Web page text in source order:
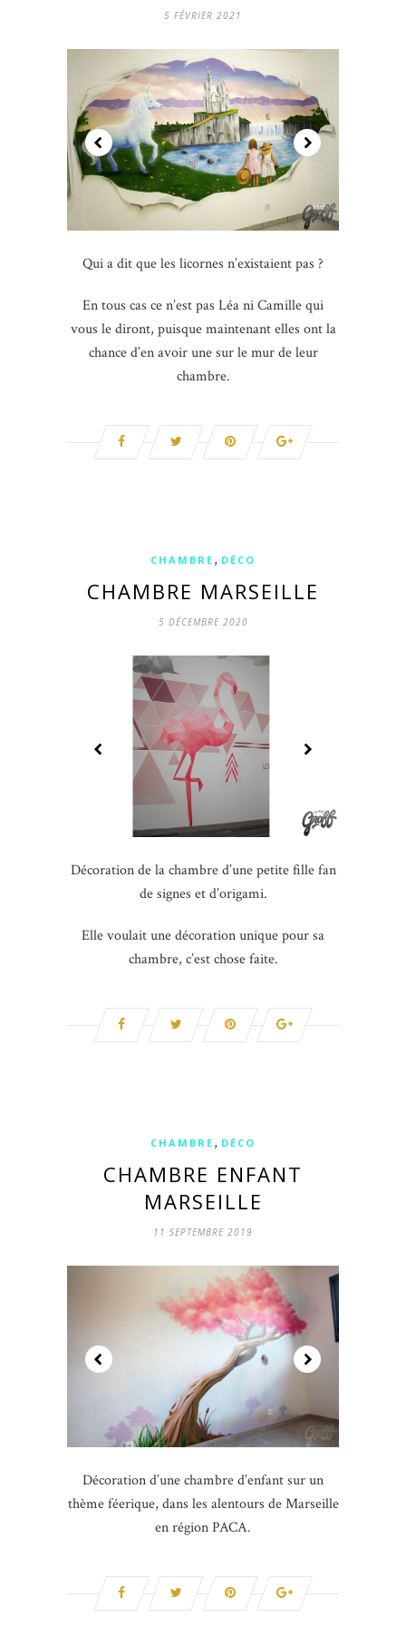
5 FÉVRIER 2021
Qui a dit que les licornes n’existaient pas ?
En tous cas ce n’est pas Léa ni Camille qui
vous le diront, puisque maintenant elles ont la
chance d’en avoir une sur le mur de leur
chambre.
CHAMBRE , DÉCO
CHAMBRE MARSEILLE
5 DÉCEMBRE 2020
Décoration de la chambre d’une petite fille fan
de signes et d’origami.
Elle voulait une décoration unique pour sa
chambre, c’est chose faite.
CHAMBRE , DÉCO
CHAMBRE ENFANT
MARSEILLE
11 SEPTEMBRE 2019
Décoration d’une chambre d’enfant sur un
thème féerique, dans les alentours de Marseille
en région PACA.